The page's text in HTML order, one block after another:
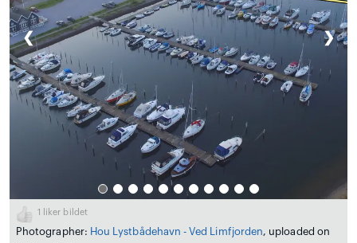
❮ ❯
1 liker bildet
Photographer: Hou Lystbådehavn - Ved Limfjorden, uploaded on